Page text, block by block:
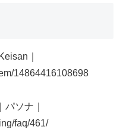
｜
14864416108698
ソナ｜
faq/461/